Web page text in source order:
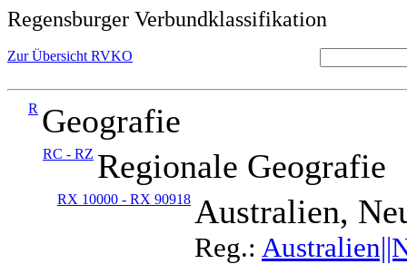
Regensburger Verbundklassifikation
Zur Übersicht RVKO
R Geografie
RC - RZ Regionale Geografie
RX 10000 - RX 90918 Australien,
Reg.: